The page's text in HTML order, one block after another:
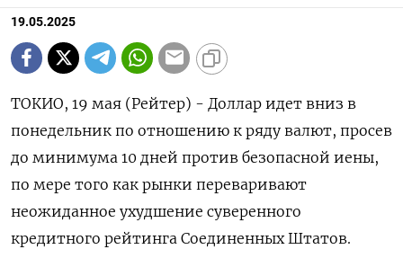
19.05.2025
ТОКИО, 19 мая (Рейтер) - Доллар идет вниз в
понедельник по отношению к ряду валют, просев
до минимума 10 дней против безопасной иены,
по мере того как рынки переваривают
неожиданное ухудшение суверенного
кредитного рейтинга Соединенных Штатов.